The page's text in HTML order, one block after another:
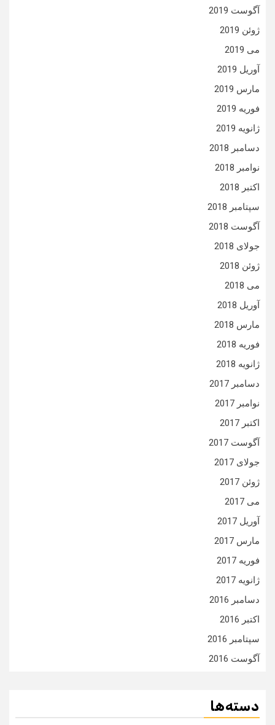
آگوست 2019
ژوئن 2019
می 2019
آوریل 2019
مارس 2019
فوریه 2019
ژانویه 2019
دسامبر 2018
نوامبر 2018
اکتبر 2018
سپتامبر 2018
آگوست 2018
جولای 2018
ژوئن 2018
می 2018
آوریل 2018
مارس 2018
فوریه 2018
ژانویه 2018
دسامبر 2017
نوامبر 2017
اکتبر 2017
آگوست 2017
جولای 2017
ژوئن 2017
می 2017
آوریل 2017
مارس 2017
فوریه 2017
ژانویه 2017
دسامبر 2016
اکتبر 2016
سپتامبر 2016
آگوست 2016
دسته‌ها